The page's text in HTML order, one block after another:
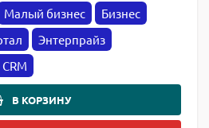
Малый бизнес
Бизнес
Энтерпрайз
В КОРЗИНУ